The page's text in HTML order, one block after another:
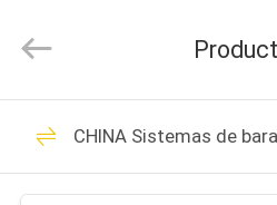
HOGAR
PRODUCTOS
INDUSTRY.
Servicios
CHINA Sistemas de